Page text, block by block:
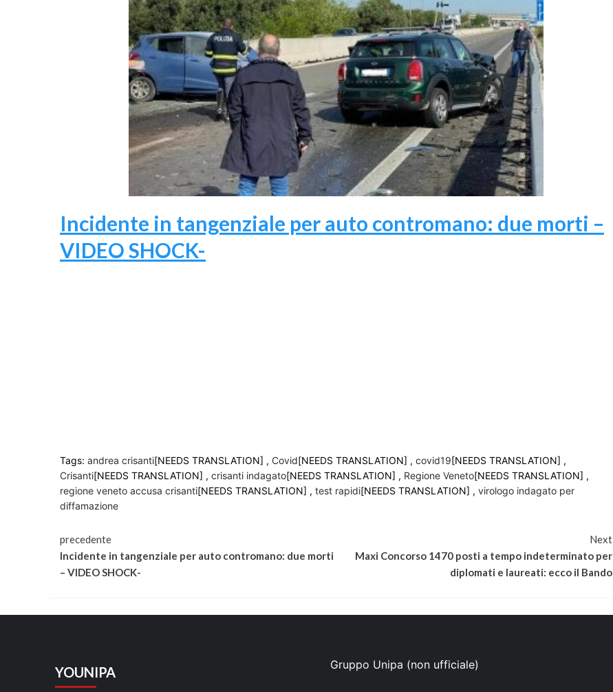
Incidente in tangenziale per auto contromano: due morti –
VIDEO SHOCK-
Tags: andrea crisanti[NEEDS TRANSLATION] , Covid[NEEDS TRANSLATION] , covid19[NEEDS TRANSLATION] ,
Crisanti[NEEDS TRANSLATION] , crisanti indagato[NEEDS TRANSLATION] , Regione Veneto[NEEDS TRANSLATION] ,
regione veneto accusa crisanti[NEEDS TRANSLATION] , test rapidi[NEEDS TRANSLATION] , virologo indagato per
diffamazione
Continua
a
precedente
Incidente in tangenziale per auto contromano: due morti
– VIDEO SHOCK-
Next
Maxi Concorso 1470 posti a tempo indeterminato per
diplomati e laureati: ecco il Bando
YOUNIPA Gruppo Unipa (non ufficiale)